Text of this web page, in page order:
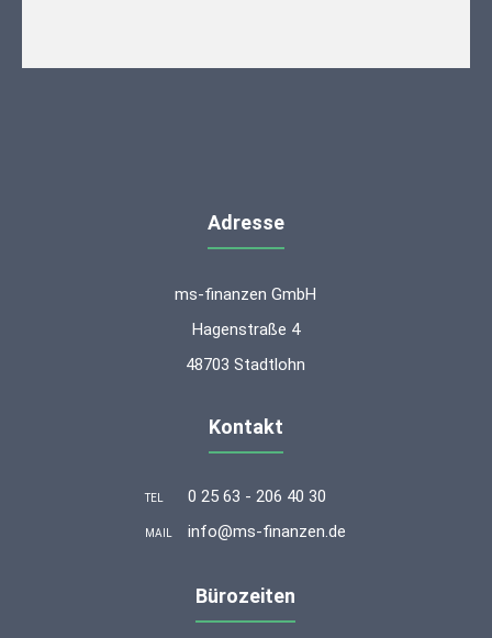
Adresse
ms-finanzen GmbH
Hagenstraße 4
48703 Stadtlohn
Kontakt
TEL 0 25 63 - 206 40 30
MAIL info@ms-finanzen.de
Bürozeiten